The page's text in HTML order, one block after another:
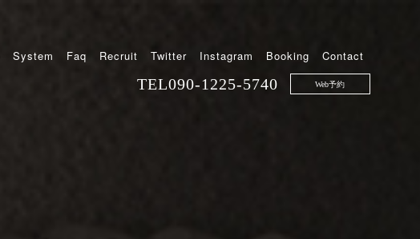
System Faq Recruit Twitter Instagram Booking Contact
TEL090-1225-5740 Web予約